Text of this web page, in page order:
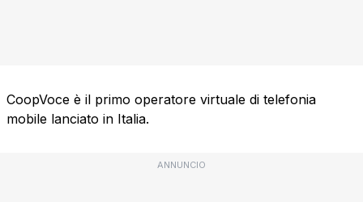
CoopVoce è il primo operatore virtuale di telefonia
mobile lanciato in Italia.
ANNUNCIO